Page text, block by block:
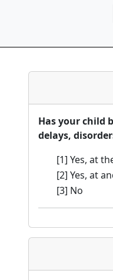
Has your child
delays,
[1] Yes, at
[2] Yes, at
[3] No